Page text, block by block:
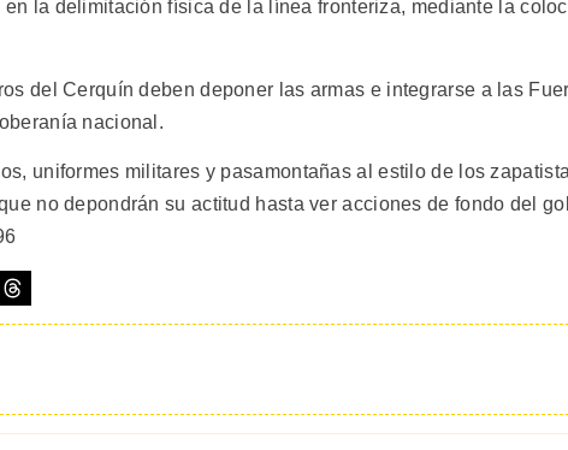
la delimitación física de la línea fronteriza, mediante la
del Cerquín deben deponer las armas e integrarse a las
nacional.
uniformes militares y pasamontañas al estilo de los
no depondrán su actitud hasta ver acciones de fondo del